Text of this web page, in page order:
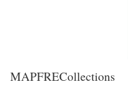
MAPFRECollections